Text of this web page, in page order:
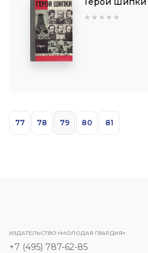
77 78 79 80 81
ИЗДАТЕЛЬСТВО «МОЛОДАЯ ГВАРДИЯ»
+7 (495) 787-62-85